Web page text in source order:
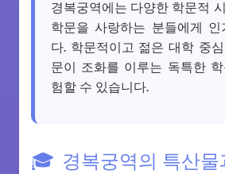
경복궁역에는 다양한 학문적
학문을 사랑하는 분들에게
다. 학문적이고 젊은 대학 중
문이 조화를 이루는 독특한
험할 수 있습니다.
경복궁역의 특산물